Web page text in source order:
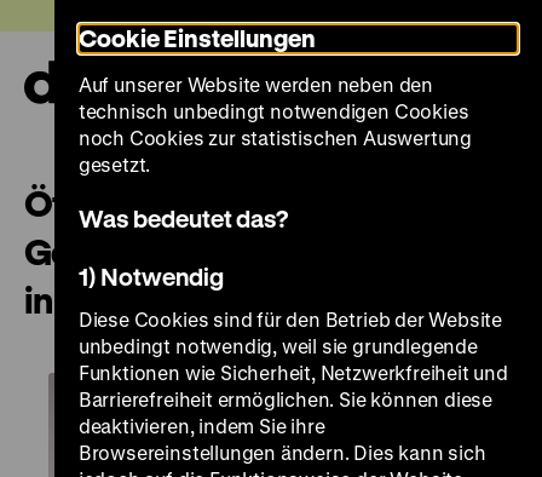
zum
Seiteninhalt
springen
Öffentliche Führung „Objekte.
Geschichte. Geschichten. Blick
in die Sammlung“
Cookie Einstellungen
Auf unserer Website werden neben den
technisch unbedingt notwendigen Cookies
noch Cookies zur statistischen Auswertung
gesetzt.
Was bedeutet das?
1) Notwendig
Diese Cookies sind für den Betrieb der Website
unbedingt notwendig, weil sie grundlegende
Funktionen wie Sicherheit, Netzwerkfreiheit und
Barrierefreiheit ermöglichen. Sie können diese
deaktivieren, indem Sie ihre
Browsereinstellungen ändern. Dies kann sich